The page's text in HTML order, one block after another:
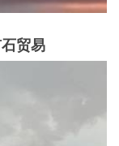
贸易